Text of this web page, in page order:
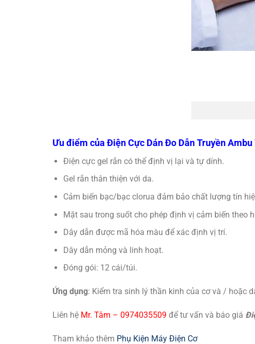
Ưu điểm của Điện Cực Dán Đo Dẫn Truyền Ambu
Điện cực gel rắn có thể định vị lại và tự dính.
Gel rắn thân thiện với da.
Cảm biến bạc/bạc clorua đảm bảo chất lượng tín
Mặt sau trong suốt cho phép định vị cảm biến theo
Dây dẫn được mã hóa màu để xác định vị trí.
Dây dẫn mỏng và linh hoạt.
Đóng gói: 12 cái/túi.
Ứng dụng: Kiểm tra sinh lý thần kinh của cơ và / hoặc
Liên hệ Mr. Tâm – 0974035509 để tư vấn và báo giá
Tham khảo thêm Phụ Kiện Máy Điện Cơ